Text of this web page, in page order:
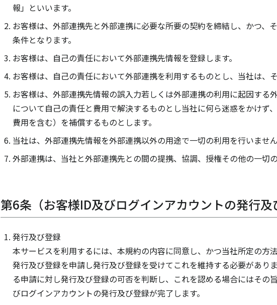
報」といいます。
お客様は、外部連携先と外部連携に必要な所要の契約を締結し、かつ、
条件となります。
お客様は、自己の責任において外部連携先情報を登録します。
お客様は、自己の責任において外部連携を利用するものとし、当社は、
お客様は、外部連携先情報の誤入力若しくは外部連携の利用に起因する
について自己の責任と費用で解決するものとし当社に何ら迷惑をかけず
費用を含む）を補償するものとします。
当社は、外部連携先情報を外部連携以外の用途で一切の利用を行いません
外部連携は、当社と外部連携先との間の提携、協調、授権その他の一切
第6条（お客様ID及びログインアカウントの発行及
発行及び登録
本サービスを利用するには、本規約の内容に同意し、かつ当社所定の方
発行及び登録を申請し発行及び登録を受けてこれを維持する必要があり
る申請に対し発行及び登録の可否を判断し、これを認める場合にはその
びログインアカウントの発行及び登録が完了します。